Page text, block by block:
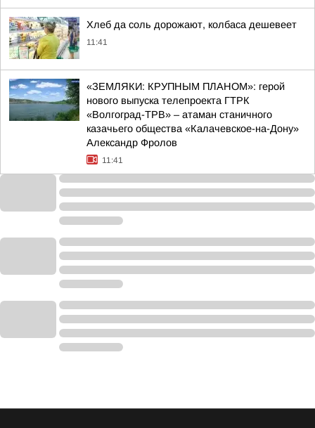
Хлеб да соль дорожают, колбаса дешевеет
11:41
«ЗЕМЛЯКИ: КРУПНЫМ ПЛАНОМ»: герой
нового выпуска телепроекта ГТРК
«Волгоград-ТРВ» – атаман станичного
казачьего общества «Калачевское-на-Дону»
Александр Фролов
11:41